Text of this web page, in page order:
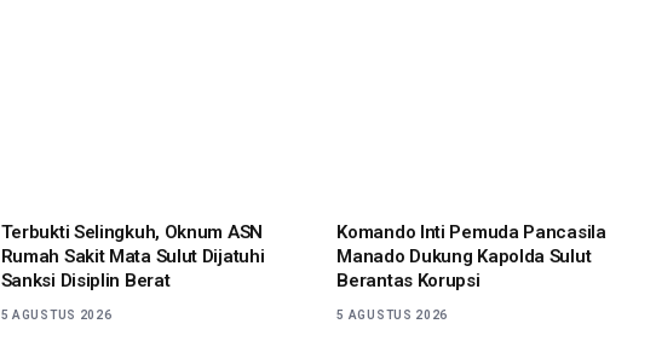
Terbukti Selingkuh, Oknum ASN
Rumah Sakit Mata Sulut Dijatuhi
Sanksi Disiplin Berat
5 AGUSTUS 2026
Komando Inti Pemuda Pancasila
Manado Dukung Kapolda Sulut
Berantas Korupsi
5 AGUSTUS 2026